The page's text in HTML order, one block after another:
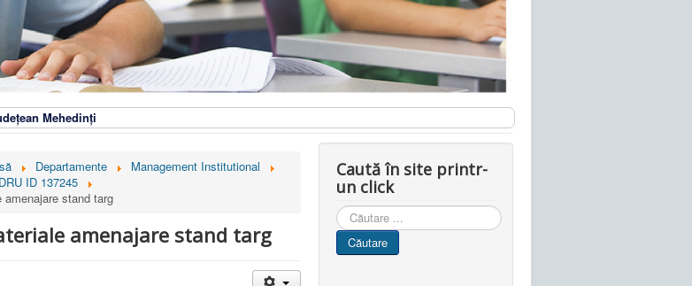
Mehedinți
Departamente
Management Institutional
ID 137245
stand targ
amenajare stand targ
Caută în site printr-
un click
Cauta
in
site
Căutare